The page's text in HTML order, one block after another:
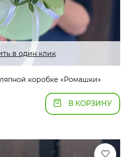
в один клик
коробке «Ромашки»
В КОРЗИНУ